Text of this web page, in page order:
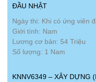
ĐẦU NHẬT
Ngày thi: Khi có ứng viên
Giới tính: Nam
Lương cơ bản: 54 Triệu
Số lượng: 1 Nam
KNNV6349 – XÂY DỰNG